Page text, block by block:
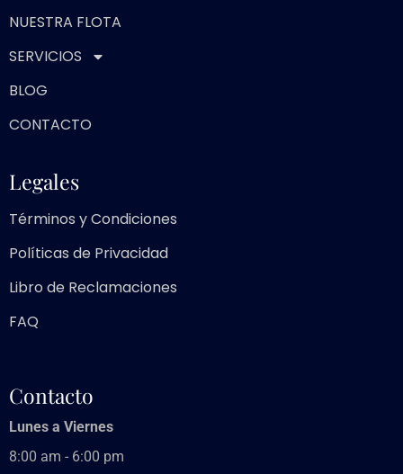
NUESTRA FLOTA
SERVICIOS
BLOG
CONTACTO
Legales
Términos y Condiciones
Políticas de Privacidad
Libro de Reclamaciones
FAQ
Contacto
Lunes a Viernes
8:00 am - 6:00 pm